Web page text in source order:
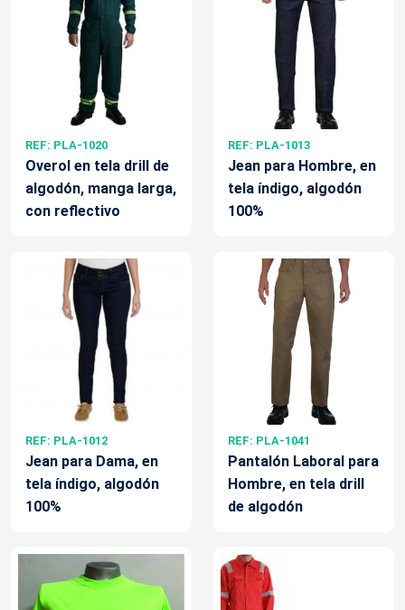
REF: PLA-1020
Overol en tela drill de
algodón, manga larga,
con reflectivo
REF: PLA-1013
Jean para Hombre, en
tela índigo, algodón
100%
REF: PLA-1012
Jean para Dama, en
tela índigo, algodón
100%
REF: PLA-1041
Pantalón Laboral para
Hombre, en tela drill
de algodón